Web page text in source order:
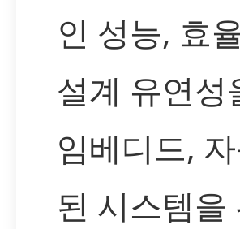
인 성능, 효
설계 유연
임베디드,
된 시스템